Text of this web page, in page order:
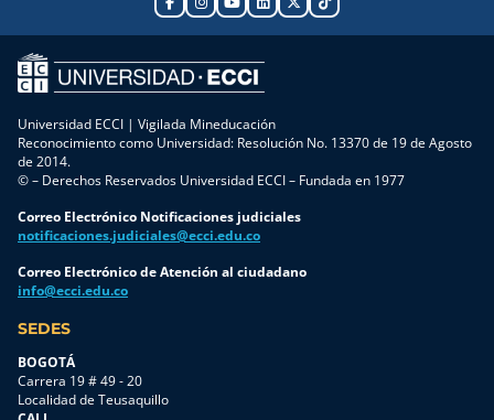
Universidad ECCI | Vigilada Mineducación
Reconocimiento como Universidad: Resolución No. 13370 de 19 de Agosto
de 2014.
© – Derechos Reservados Universidad ECCI – Fundada en 1977
Correo Electrónico Notificaciones judiciales
notificaciones.judiciales@ecci.edu.co
Correo Electrónico de Atención al ciudadano
info@ecci.edu.co
SEDES
BOGOTÁ
Carrera 19 # 49 - 20
Localidad de Teusaquillo